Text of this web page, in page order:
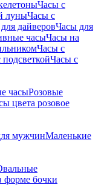
Часы с
луныЧасы с
дайверовЧасы для
часыЧасы на
Часы с
Часы с
часыРозовые
цвета розовое
мужчинМаленькие
форме бочки